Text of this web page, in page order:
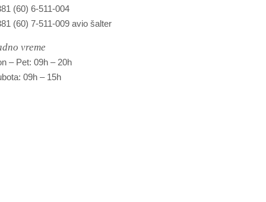
(60) 6-511-004
(60) 7-511-009 avio šalter
vreme
– Pet: 09h – 20h
09h – 15h